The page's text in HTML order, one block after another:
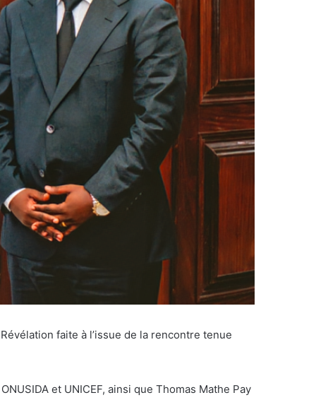
faite à l’issue de la rencontre tenue
et UNICEF, ainsi que Thomas Mathe Pay